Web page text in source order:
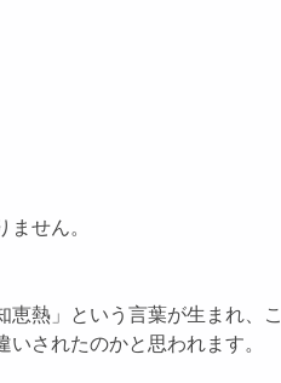
せん。
熱」という言葉が生まれ、こ
されたのかと思われます。